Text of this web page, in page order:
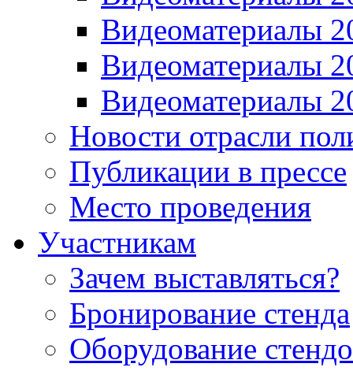
Видеоматериалы
Видеоматериалы
Видеоматериалы
Новости отрасли
Публикации в прессе
Место проведения
Участникам
Зачем выставляться?
Бронирование стенда
Оборудование